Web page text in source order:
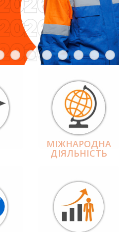
МІЖНАРОДНА
ДІЯЛЬНІCТЬ